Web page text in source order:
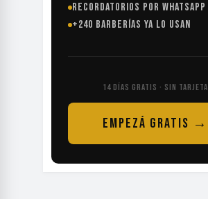
RECORDATORIOS POR WHATSAPP
+240 BARBERÍAS YA LO USAN
14 DÍAS GRATIS · SIN TARJETA
EMPEZÁ GRATIS →